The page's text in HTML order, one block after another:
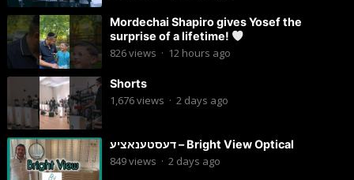
Mordechai Shapiro gives Yosef the
surprise of a lifetime!
826views · 12 hours ago
Shorts
1,676views · 2 days ago
דעסטענאציע – Bright View Optical
849views · 2 days ago